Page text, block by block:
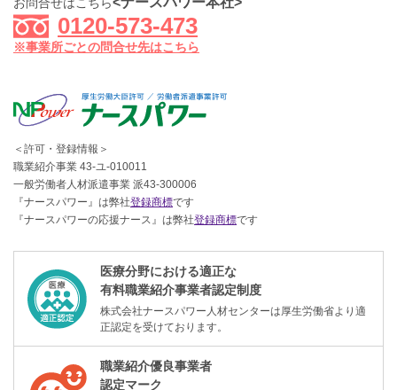
お問合せはこちら
0120-573-473
※事業所ごとの問合せ先はこちら
＜許可・登録情報＞
職業紹介事業 43-ユ-010011
一般労働者人材派遣事業 派43-300006
『ナースパワー』は弊社登録商標です
『ナースパワーの応援ナース』は弊社登録商標です
医療分野における適正な
有料職業紹介事業者認定制度
株式会社ナースパワー人材センターは厚生労働省より適
正認定を受けております。
職業紹介優良事業者
認定マーク